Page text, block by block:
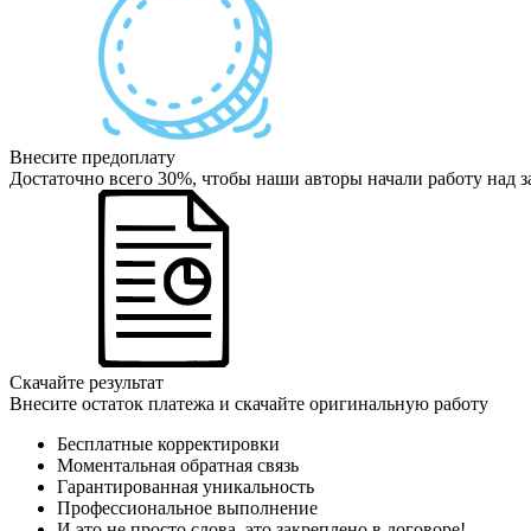
Внесите предоплату
Достаточно всего 30%, чтобы наши авторы начали работу над
Скачайте результат
Внесите остаток платежа и скачайте оригинальную работу
Бесплатные корректировки
Моментальная обратная связь
Гарантированная уникальность
Профессиональное выполнение